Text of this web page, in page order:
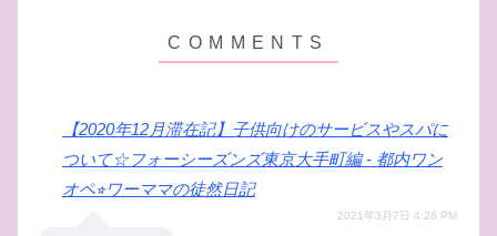
【2020年12月滞在記】子供向けのサービスやスパに
ついて☆フォーシーズンズ東京大手町編 - 都内ワン
オペ⭐︎ワーママの徒然日記
2021年3月7日 4:26 PM